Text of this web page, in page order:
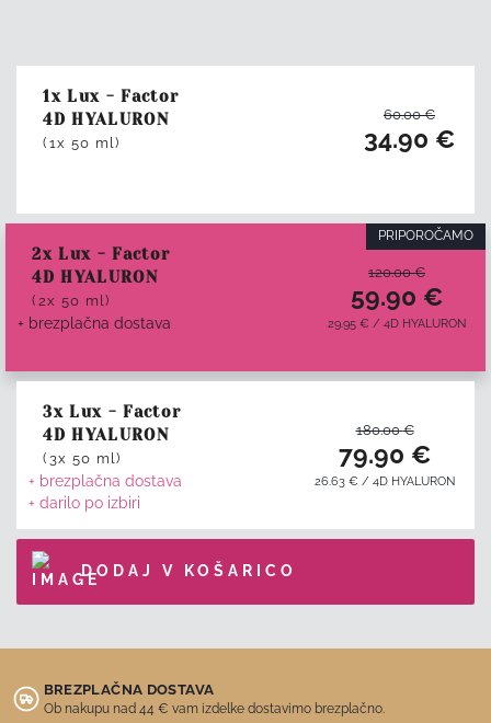
1x Lux - Factor
4D HYALURON
(1x 50 ml)
60.00 €
34.90 €
PRIPOROČAMO
2x Lux - Factor
4D HYALURON
(2x 50 ml)
+ brezplačna dostava
120.00 €
59.90 €
29.95 € / 4D HYALURON
3x Lux - Factor
4D HYALURON
(3x 50 ml)
+ brezplačna dostava
+ darilo po izbiri
180.00 €
79.90 €
26.63 € / 4D HYALURON
DODAJ V KOŠARICO
BREZPLAČNA DOSTAVA
Ob nakupu nad 44 € vam izdelke dostavimo brezplačno.